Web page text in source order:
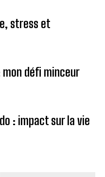
stress et
mon défi minceur
: impact sur la vie